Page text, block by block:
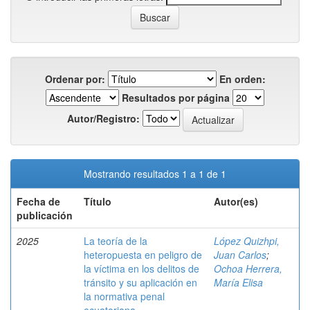
Ordenar por:
En orden:
Resultados por página
Autor/Registro:
Mostrando resultados 1 a 1 de 1
Fecha de
publicación
Título Autor(es)
2025
La teoría de la
heteropuesta en peligro de
la víctima en los delitos de
tránsito y su aplicación en
la normativa penal
López Quizhpi,
Juan Carlos;
Ochoa Herrera,
María Elisa